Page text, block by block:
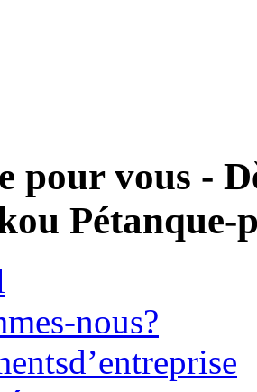
pour vous -
Pétanque-
nous?
d’entreprise